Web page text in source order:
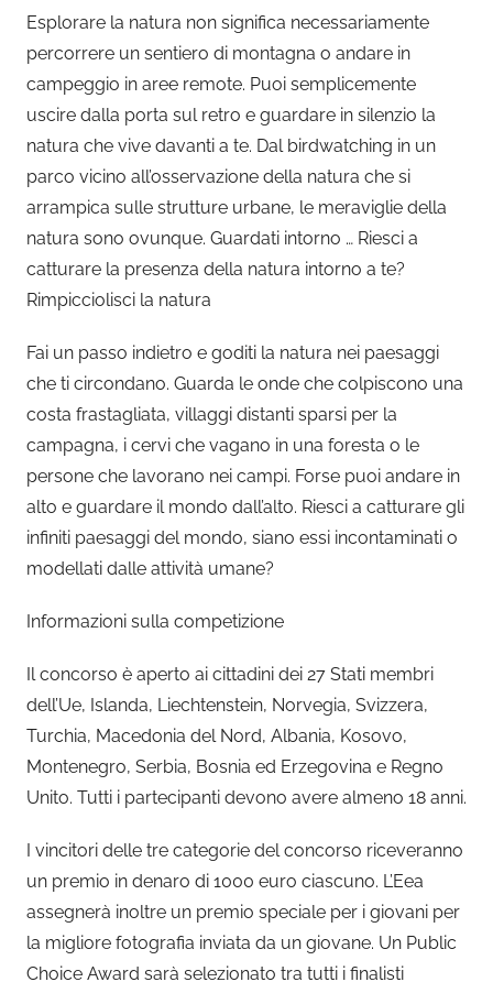
Esplorare la natura non significa necessariamente
percorrere un sentiero di montagna o andare in
campeggio in aree remote. Puoi semplicemente
uscire dalla porta sul retro e guardare in silenzio la
natura che vive davanti a te. Dal birdwatching in un
parco vicino all’osservazione della natura che si
arrampica sulle strutture urbane, le meraviglie della
natura sono ovunque. Guardati intorno … Riesci a
catturare la presenza della natura intorno a te?
Rimpicciolisci la natura
Fai un passo indietro e goditi la natura nei paesaggi
che ti circondano. Guarda le onde che colpiscono una
costa frastagliata, villaggi distanti sparsi per la
campagna, i cervi che vagano in una foresta o le
persone che lavorano nei campi. Forse puoi andare in
alto e guardare il mondo dall’alto. Riesci a catturare gli
infiniti paesaggi del mondo, siano essi incontaminati o
modellati dalle attività umane?
Informazioni sulla competizione
Il concorso è aperto ai cittadini dei 27 Stati membri
dell’Ue, Islanda, Liechtenstein, Norvegia, Svizzera,
Turchia, Macedonia del Nord, Albania, Kosovo,
Montenegro, Serbia, Bosnia ed Erzegovina e Regno
Unito. Tutti i partecipanti devono avere almeno 18 anni.
I vincitori delle tre categorie del concorso riceveranno
un premio in denaro di 1000 euro ciascuno. L’Eea
assegnerà inoltre un premio speciale per i giovani per
la migliore fotografia inviata da un giovane. Un Public
Choice Award sarà selezionato tra tutti i finalisti